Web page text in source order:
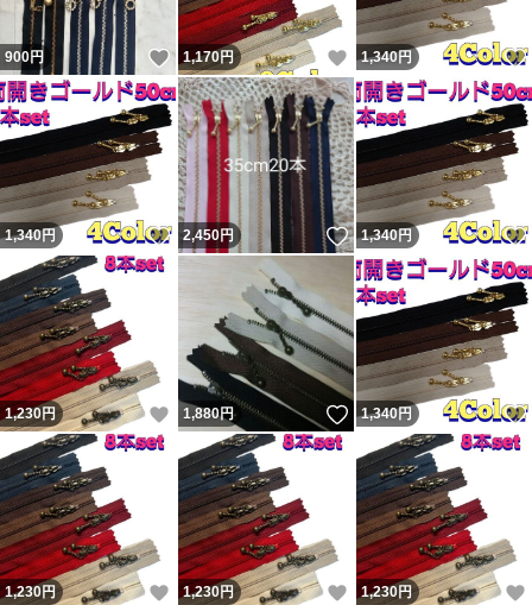
900円 いいね！
1,170円 いいね！
1,340円
1,340円 いいね！
2,450円 いいね！
1,340円
1,230円 いいね！
1,880円 いいね！
1,340円
1,230円 いいね！
1,230円 いいね！
1,230円